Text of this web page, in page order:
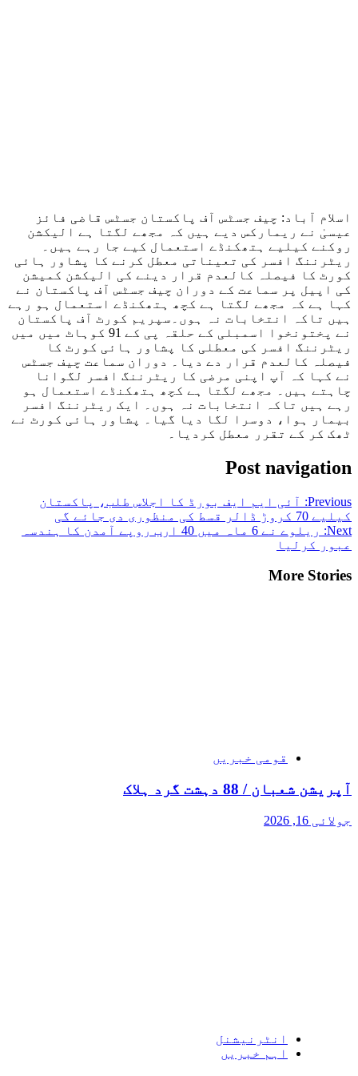
اسلام آباد: چیف جسٹس آف پاکستان جسٹس قاضی فائز
عیسیٰ نے ریمارکس دیے ہیں کہ مجھے لگتا ہے الیکشن
روکنے کیلیے ہتھکنڈے استعمال کیے جا رہے ہیں۔
ریٹرننگ افسر کی تعیناتی معطل کرنے کا پشاور ہائی
کورٹ کا فیصلہ کالعدم قرار دینے کی الیکشن کمیشن
کی اپیل پر سماعت کے دوران چیف جسٹس آف پاکستان نے
کہا ہے کہ مجھے لگتا ہے کچھ ہتھکنڈے استعمال ہو رہے
ہیں تاکہ انتخابات نہ ہوں۔سپریم کورٹ آف پاکستان
نے پختونخوا اسمبلی کے حلقہ پی کے 91 کوہاٹ میں میں
ریٹرننگ افسر کی معطلی کا پشاور ہائی کورٹ کا
فیصلہ کالعدم قرار دے دیا۔ دوران سماعت چیف جسٹس
نے کہا کہ آپ اپنی مرضی کا ریٹرننگ افسر لگوانا
چاہتے ہیں۔ مجھے لگتا ہے کچھ ہتھکنڈے استعمال ہو
رہے ہیں تاکہ انتخابات نہ ہوں۔ ایک ریٹرننگ افسر
بیمار ہوا، دوسرا لگا دیا گیا۔ پشاور ہائی کورٹ نے
ٹھک کر کے تقرر معطل کردیا۔
Post navigation
Previous:
آئی ایم ایف بورڈ کا اجلاس طلب، پاکستان
کیلیے 70 کروڑ ڈالر قسط کی منظوری دی جائے گی
Next:
ریلوے نے 6 ماہ میں 40 ارب روپے آمدن کا ہندسہ
عبور کرلیا
More Stories
قومی خبریں
آپریشن شعبان / 88 دہشت گرد ہلاک
جولائی 16, 2026
انٹرنیشنل
اہم خبریں